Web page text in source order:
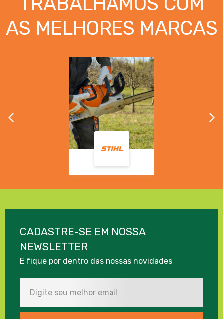
AS MELHORES MARCAS
CADASTRE-SE EM NOSSA
NEWSLETTER
E fique por dentro das nossas novidades